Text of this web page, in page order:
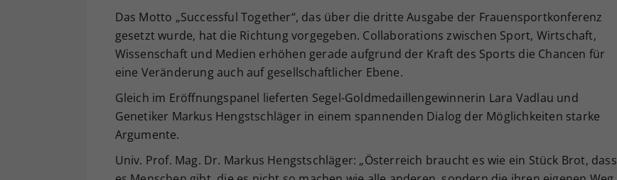
Das Motto „Successful Together“, das über die dritte Ausgabe der Frauensportkonferenz
gesetzt wurde, hat die Richtung vorgegeben. Collaborations zwischen Sport, Wirtschaft,
Wissenschaft und Medien erhöhen gerade aufgrund der Kraft des Sports die Chancen für
eine Veränderung auch auf gesellschaftlicher Ebene.
Gleich im Eröffnungspanel lieferten Segel-Goldmedaillengewinnerin Lara Vadlau und
Genetiker Markus Hengstschläger in einem spannenden Dialog der Möglichkeiten starke
Argumente.
Univ. Prof. Mag. Dr. Markus Hengstschläger: „Österreich braucht es wie ein Stück Brot, dass